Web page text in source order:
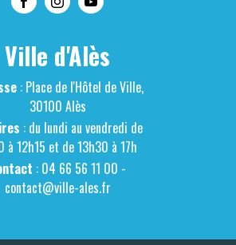
Ville d'Alès
: Place de l'Hôtel de Ville,
30100 Alès
: du lundi au vendredi de
à 12h15 et de 13h30 à 17h
: 04 66 56 11 00 -
contact@ville-ales.fr